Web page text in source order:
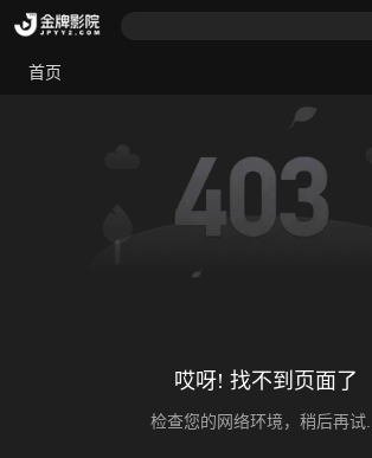
首页
哎呀! 找不到页面了
检查您的网络环境，稍后再试...